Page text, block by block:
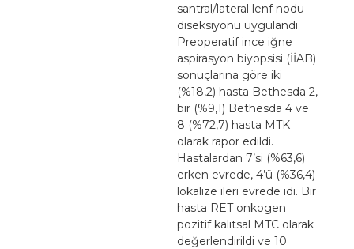
santral/lateral lenf nodu
diseksiyonu uygulandı.
Preoperatif ince iğne
aspirasyon biyopsisi (İİAB)
sonuçlarına göre iki
(%18,2) hasta Bethesda 2,
bir (%9,1) Bethesda 4 ve
8 (%72,7) hasta MTK
olarak rapor edildi.
Hastalardan 7’si (%63,6)
erken evrede, 4’ü (%36,4)
lokalize ileri evrede idi. Bir
hasta RET onkogen
pozitif kalıtsal MTC olarak
değerlendirildi ve 10